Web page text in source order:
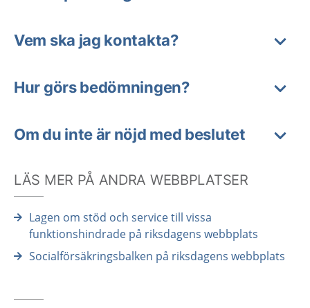
Vem ska jag kontakta?
Hur görs bedömningen?
Om du inte är nöjd med beslutet
LÄS MER PÅ ANDRA WEBBPLATSER
Lagen om stöd och service till vissa
funktionshindrade på riksdagens webbplats
Socialförsäkringsbalken på riksdagens webbplats